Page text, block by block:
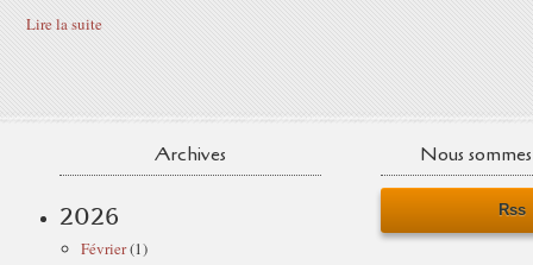
Lire la suite
Archives
2026
Février(1)
Nous
Rss